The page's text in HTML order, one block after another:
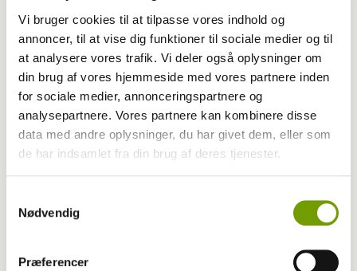
Vi bruger cookies til at tilpasse vores indhold og
annoncer, til at vise dig funktioner til sociale medier og til
at analysere vores trafik. Vi deler også oplysninger om
din brug af vores hjemmeside med vores partnere inden
for sociale medier, annonceringspartnere og
analysepartnere. Vores partnere kan kombinere disse
data med andre oplysninger, du har givet dem, eller som
de har indsamlet fra din brug af deres tjenester.
Nødvendig
Præferencer
Udstilling